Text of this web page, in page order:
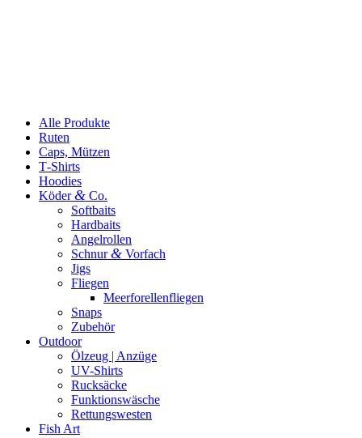
Alle Produkte
Ruten
Caps, Mützen
T‑Shirts
Hoodies
Köder& Co.
Softbaits
Hardbaits
Angelrollen
Schnur& Vorfach
Jigs
Fliegen
Meerforellenfliegen
Snaps
Zubehör
Outdoor
Ölzeug | Anzüge
UV-Shirts
Rucksäcke
Funktionswäsche
Rettungswesten
Fish Art